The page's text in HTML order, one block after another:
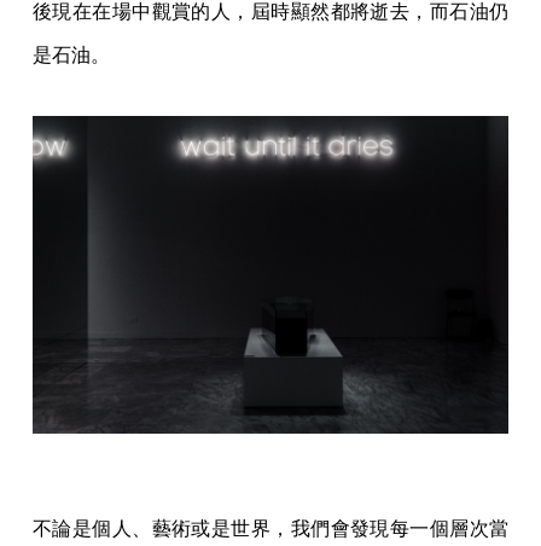
後現在在場中觀賞的人，屆時顯然都將逝去，而石油仍
是石油。
不論是個人、藝術或是世界，我們會發現每一個層次當